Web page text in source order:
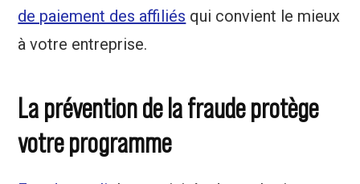
de paiement des affiliés qui convient le mieux
à votre entreprise.
La prévention de la fraude protège
votre programme